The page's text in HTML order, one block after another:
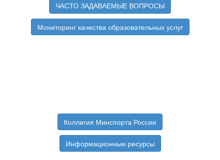
ЧАСТО ЗАДАВАЕМЫЕ ВОПРОСЫ
Мониторинг качества образовательных услуг
Коллегия Минспорта России
Информационные ресурсы